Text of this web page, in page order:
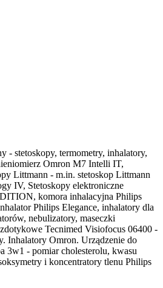
- stetoskopy, termometry, inhalatory,
Omron M7 Intelli IT,
Littmann - m.in. stetoskop Littmann
IV, Stetoskopy elektroniczne
komora inhalacyjna Philips
Philips Elegance, inhalatory dla
nebulizatory, maseczki
Tecnimed Visiofocus 06400 -
Inhalatory Omron. Urządzenie do
3w1 - pomiar cholesterolu, kwasu
i koncentratory tlenu Philips